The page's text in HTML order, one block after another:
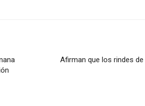
Afirman que los rindes